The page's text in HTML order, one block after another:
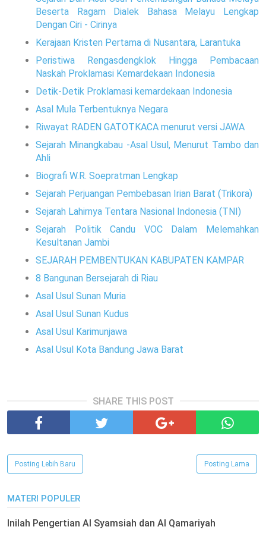
Beserta Ragam Dialek Bahasa Melayu Lengkap
Dengan Ciri - Cirinya
Kerajaan Kristen Pertama di Nusantara, Larantuka
Peristiwa Rengasdengklok Hingga Pembacaan
Naskah Proklamasi Kemardekaan Indonesia
Detik-Detik Proklamasi kemardekaan Indonesia
Asal Mula Terbentuknya Negara
Riwayat RADEN GATOTKACA menurut versi JAWA
Sejarah Minangkabau -Asal Usul, Menurut Tambo dan
Ahli
Biografi W.R. Soepratman Lengkap
Sejarah Perjuangan Pembebasan Irian Barat (Trikora)
Sejarah Lahirnya Tentara Nasional Indonesia (TNI)
Sejarah Politik Candu VOC Dalam Melemahkan
Kesultanan Jambi
SEJARAH PEMBENTUKAN KABUPATEN KAMPAR
8 Bangunan Bersejarah di Riau
Asal Usul Sunan Muria
Asal Usul Sunan Kudus
Asal Usul Karimunjawa
Asal Usul Kota Bandung Jawa Barat
SHARE THIS POST
Posting Lebih Baru Posting Lama
MATERI POPULER
Inilah Pengertian Al Syamsiah dan Al Qamariyah